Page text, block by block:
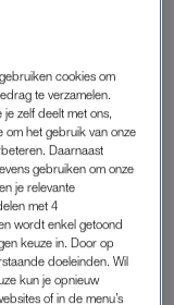
VAAS
waren”, aldus
jonge mannen met
meer dan
acteurs,
zijn
cookies om
te verzamelen.
zelf deelt met ons,
om het gebruik van onze
Daarnaast
gebruiken om onze
je relevante
met 4
wordt enkel getoond
keuze in. Door op
doeleinden. Wil
kun je opnieuw
of in de menu’s